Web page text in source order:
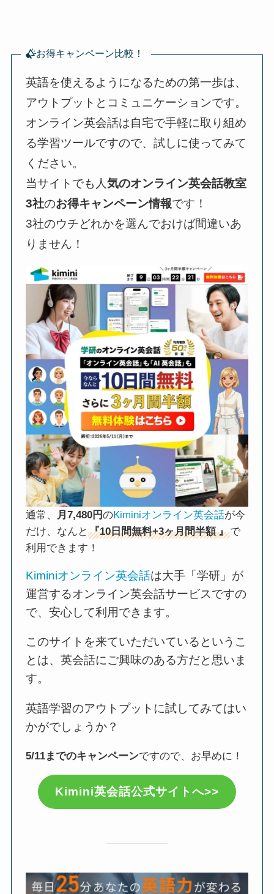
お得キャンペーン比較！
英語を使えるようになるための第一歩は、
アウトプットとコミュニケーションです。
オンライン英会話は自宅で手軽に取り組め
る学習ツールですので、試しに使ってみて
ください。
当サイトでも人気のオンライン英会話教室
3社のお得キャンペーン情報です！
3社のウチどれかを選んでおけば間違いあ
りません！
通常、 月7,480円のKiminiオンライン英会話が今
だけ、なんと『10日間無料+3ヶ月間半額 』で
利用できます！
Kiminiオンライン英会話は大手「学研」が
運営するオンライン英会話サービスですの
で、安心して利用できます。
このサイトを来ていただいているというこ
とは、英会話にご興味のある方だと思いま
す。
英語学習のアウトプットに試してみてはい
かがでしょうか？
5/11までのキャンペーンですので、お早めに！
Kimini英会話公式サイトへ>>